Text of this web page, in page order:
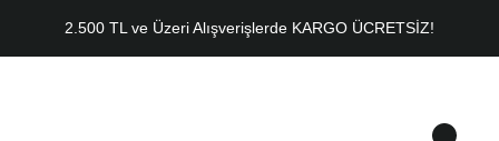
2.500 TL ve Üzeri Alışverişlerde KARGO ÜCRETSİZ!